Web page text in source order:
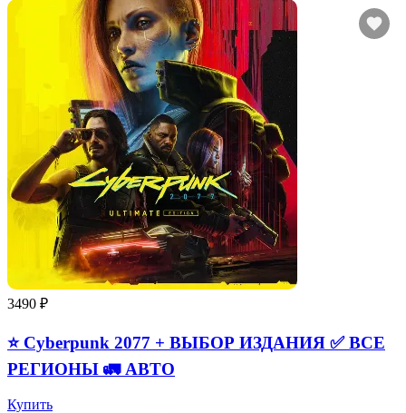
3490 ₽
⭐ Cyberpunk 2077 + ВЫБОР ИЗДАНИЯ ✅ ВСЕ
РЕГИОНЫ 🚛 АВТО
Купить